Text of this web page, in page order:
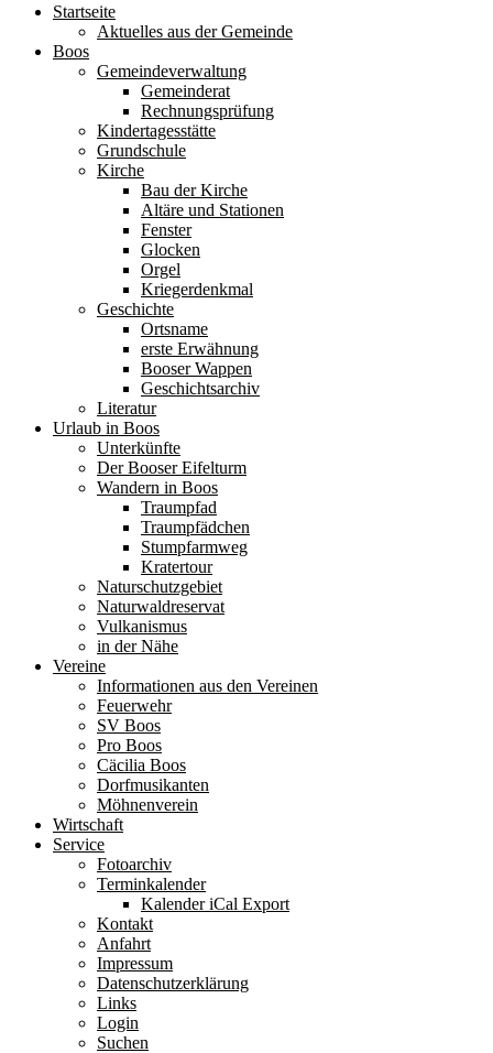
Startseite
Aktuelles aus der Gemeinde
Boos
Gemeindeverwaltung
Gemeinderat
Rechnungsprüfung
Kindertagesstätte
Grundschule
Kirche
Bau der Kirche
Altäre und Stationen
Fenster
Glocken
Orgel
Kriegerdenkmal
Geschichte
Ortsname
erste Erwähnung
Booser Wappen
Geschichtsarchiv
Literatur
Urlaub in Boos
Unterkünfte
Der Booser Eifelturm
Wandern in Boos
Traumpfad
Traumpfädchen
Stumpfarmweg
Kratertour
Naturschutzgebiet
Naturwaldreservat
Vulkanismus
in der Nähe
Vereine
Informationen aus den Vereinen
Feuerwehr
SV Boos
Pro Boos
Cäcilia Boos
Dorfmusikanten
Möhnenverein
Wirtschaft
Service
Fotoarchiv
Terminkalender
Kalender iCal Export
Kontakt
Anfahrt
Impressum
Datenschutzerklärung
Links
Login
Suchen